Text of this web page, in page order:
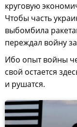
круговую
Чтобы часть
выбомбила
переждал войну
Ибо опыт войны
свой остается
и рушатся.